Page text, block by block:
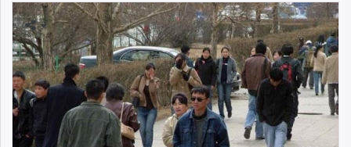
shudarga.mn
shuurhai.mn
unuudur.mn
isee.mn
mglradio.com
fact.mn
itoim.mn